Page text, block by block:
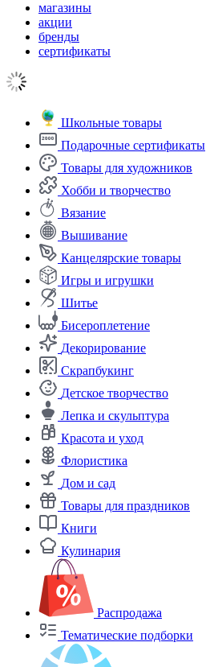
магазины
акции
бренды
сертификаты
Школьные товары
Подарочные сертификаты
Товары для художников
Хобби и творчество
Вязание
Вышивание
Канцелярские товары
Игры и игрушки
Шитье
Бисероплетение
Декорирование
Скрапбукинг
Детское творчество
Лепка и скульптура
Красота и уход
Флористика
Дом и сад
Товары для праздников
Книги
Кулинария
Распродажа
Тематические подборки